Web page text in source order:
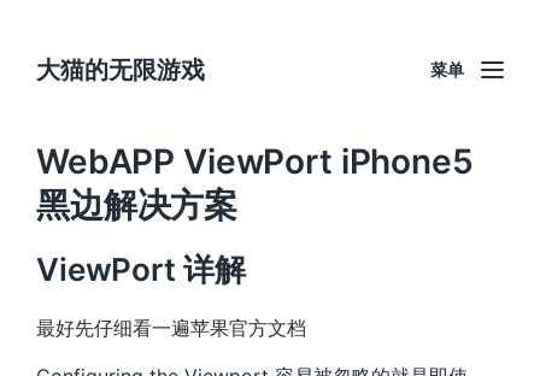
大猫的无限游戏 菜单
WebAPP ViewPort iPhone5
黑边解决方案
ViewPort 详解
最好先仔细看一遍苹果官方文档